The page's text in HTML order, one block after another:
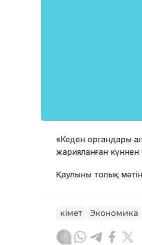
«Кеден органдары
жарияланған күннен
Қаулының толық
Үкімет Экономика